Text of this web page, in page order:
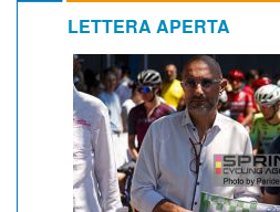
LETTERA APERTA